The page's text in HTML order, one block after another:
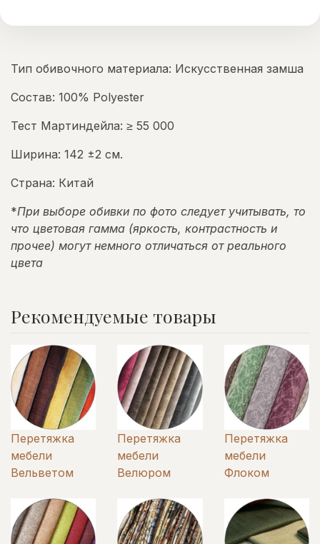
Тип обивочного материала: Искусственная замша
Состав: 100% Polyester
Тест Мартиндейла: ≥ 55 000
Ширина: 142 ±2 см.
Страна: Китай
*При выборе обивки по фото следует учитывать, то
что цветовая гамма (яркость, контрастность и
прочее) могут немного отличаться от реального
цвета
Рекомендуемые товары
Перетяжка
мебели
Вельветом
Перетяжка
мебели
Велюром
Перетяжка
мебели
Флоком